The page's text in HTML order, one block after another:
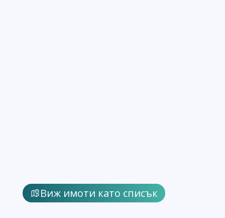
Виж имоти като списък